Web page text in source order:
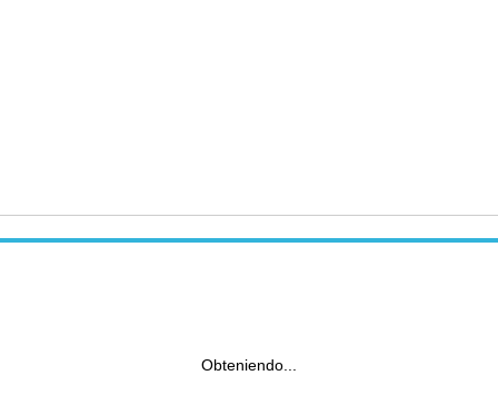
Obteniendo...